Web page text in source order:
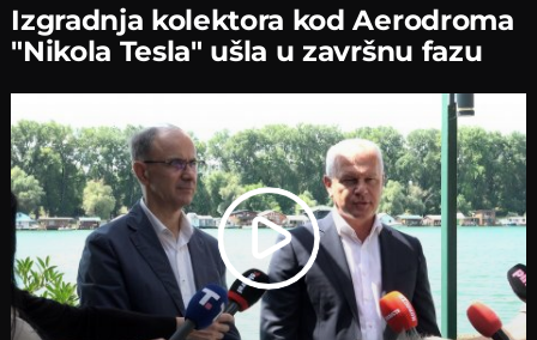
Izgradnja kolektora kod Aerodroma
"Nikola Tesla" ušla u završnu fazu